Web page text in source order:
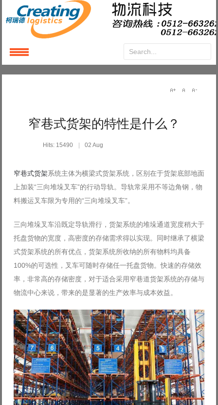
窄巷式货架的特性是什么？
Hits: 15490 02 Aug
窄巷式货架系统主体为横梁式货架系统，区别在于货架底部地面
上加装“三向堆垛叉车”的行动导轨。导轨常采用不等边角钢，物
料搬运叉车限为专用的“三向堆垛叉车”。
三向堆垛叉车沿既定导轨滑行，货架系统的堆垛通道宽度稍大于
托盘货物的宽度，高密度的存储需求得以实现。同时继承了横梁
式货架系统的所有优点，货架系统所收纳的所有物料均具备
100%的可选性，叉车可随时存储任一托盘货物。快速的存储效
率，非常高的存储密度，对于适合采用窄巷道货架系统的存储与
物流中心来说，带来的是显著的生产效率与成本效益。
LoginorRegister
Remember Me
Log in with Facebook
Forgot your password?
Forgot your username?